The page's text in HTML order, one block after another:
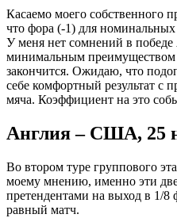
Касаемо моего собственного
что фора (-1) для номинальных
У меня нет сомнений в
минимальным преимуществом
закончится. Ожидаю, что
себе комфортный результат
мяча. Коэффициент на это
Англия – США, 25
Во втором туре группового
моему мнению, именно эти
претендентами на выход в 1/8
равный матч.